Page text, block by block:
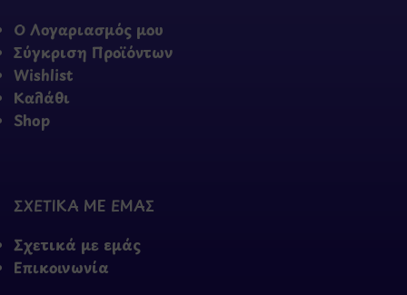
Ο Λογαριασμός μου
Σύγκριση Προϊόντων
Wishlist
Καλάθι
Shop
ΣΧΕΤΙΚΑ ΜΕ ΕΜΑΣ
Σχετικά με εμάς
Επικοινωνία